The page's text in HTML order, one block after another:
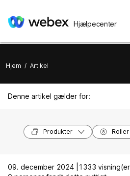
Hjælpecenter
Hjem / Artikel
Denne artikel gælder for:
Produkter Roller
09. december 2024 |
1333